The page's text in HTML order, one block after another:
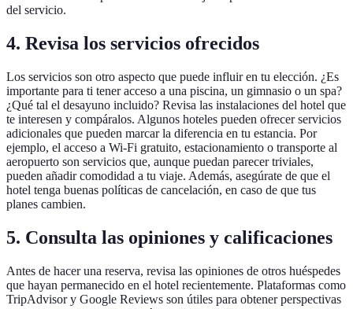
del servicio.
4. Revisa los servicios ofrecidos
Los servicios son otro aspecto que puede influir en tu elección. ¿Es
importante para ti tener acceso a una piscina, un gimnasio o un spa?
¿Qué tal el desayuno incluido? Revisa las instalaciones del hotel que
te interesen y compáralos. Algunos hoteles pueden ofrecer servicios
adicionales que pueden marcar la diferencia en tu estancia. Por
ejemplo, el acceso a Wi-Fi gratuito, estacionamiento o transporte al
aeropuerto son servicios que, aunque puedan parecer triviales,
pueden añadir comodidad a tu viaje. Además, asegúrate de que el
hotel tenga buenas políticas de cancelación, en caso de que tus
planes cambien.
5. Consulta las opiniones y calificaciones
Antes de hacer una reserva, revisa las opiniones de otros huéspedes
que hayan permanecido en el hotel recientemente. Plataformas como
TripAdvisor y Google Reviews son útiles para obtener perspectivas